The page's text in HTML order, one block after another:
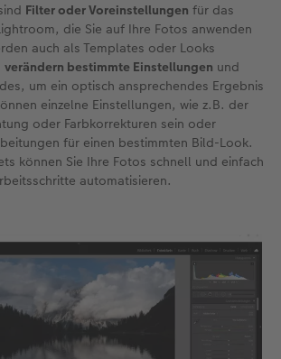
Filter oder Voreinstellungen für das
die Sie auf Ihre Fotos anwenden
auch als Templates oder Looks
verändern bestimmte Einstellungen und
um ein optisch ansprechendes Ergebnis
einzelne Einstellungen, wie z.B. der
oder Farbkorrekturen sein oder
für einen bestimmten Bild-Look.
können Sie Ihre Fotos schnell und einfach
automatisieren.